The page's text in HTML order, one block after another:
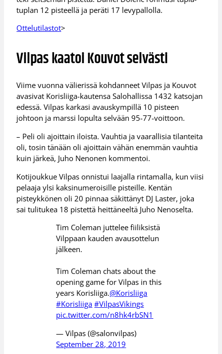
tuplan 12 pisteellä ja peräti 17 levypallolla.
Ottelutilastot>
Vilpas kaatoi Kouvot selvästi
Viime vuonna välierissä kohdanneet Vilpas ja Kouvot
avasivat Korisliiga-kautensa Salohallissa 1432 katsojan
edessä. Vilpas karkasi avauskympillä 10 pisteen
johtoon ja marssi lopulta selvään 95-77-voittoon.
– Peli oli ajoittain iloista. Vauhtia ja vaarallisia tilanteita
oli, tosin tänään oli ajoittain vähän enemmän vauhtia
kuin järkeä, Juho Nenonen kommentoi.
Kotijoukkue Vilpas onnistui laajalla rintamalla, kun viisi
pelaaja ylsi kaksinumeroisille pisteille. Kentän
pisteykkönen oli 20 pinnaa säkittänyt DJ Laster, joka
sai tulitukea 18 pistettä heittäneeltä Juho Nenoselta.
Tim Coleman juttelee fiiliksistä
Vilppaan kauden avausottelun
jälkeen.
Tim Coleman chats about the
opening game for Vilpas in this
years Korisliiga.@Korisliiga
#Korisliiga #VilpasVikings
pic.twitter.com/n8hk4rbSN1
— Vilpas (@salonvilpas)
September 28, 2019